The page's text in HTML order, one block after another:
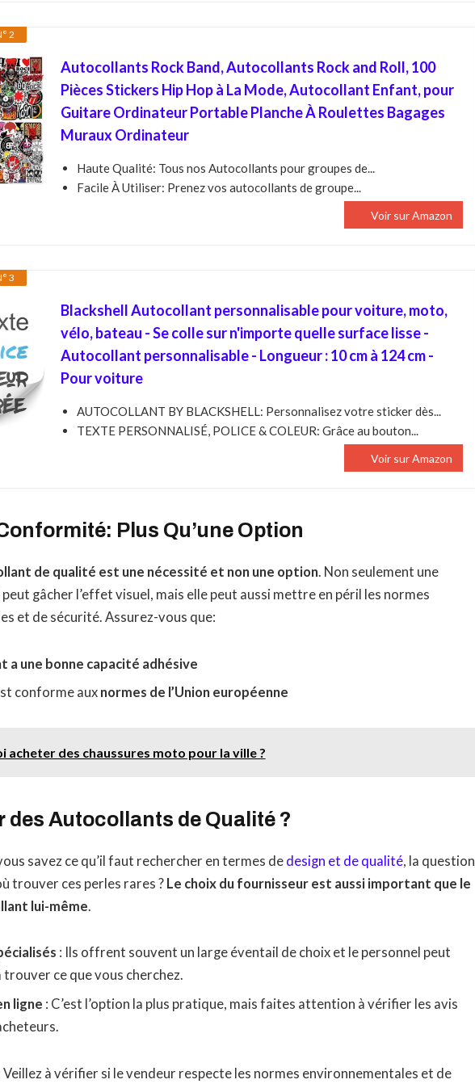
2
Autocollants Rock Band, Autocollants Rock and Roll, 100
Pièces Stickers Hip Hop à La Mode, Autocollant Enfant, pour
Guitare Ordinateur Portable Planche À Roulettes Bagages
Muraux Ordinateur
Haute Qualité: Tous nos Autocollants pour groupes de...
Facile À Utiliser: Prenez vos autocollants de groupe...
Voir sur Amazon
3
Blackshell Autocollant personnalisable pour voiture, moto,
vélo, bateau - Se colle sur n'importe quelle surface lisse -
Autocollant personnalisable - Longueur : 10 cm à 124 cm -
Pour voiture
AUTOCOLLANT BY BLACKSHELL: Personnalisez votre sticker dès...
TEXTE PERSONNALISÉ, POLICE & COLEUR: Grâce au bouton...
Voir sur Amazon
Plus Qu’une Option
de qualité est une nécessité et non une option. Non seulement une
gâcher l’effet visuel, mais elle peut aussi mettre en péril les normes
et de sécurité. Assurez-vous que:
a une bonne capacité adhésive
conforme aux normes de l’Union européenne
acheter des chaussures moto pour la ville ?
des Autocollants de Qualité ?
savez ce qu’il faut rechercher en termes de design et de qualité, la question
trouver ces perles rares ? Le choix du fournisseur est aussi important que le
lui-même.
: Ils offrent souvent un large éventail de choix et le personnel peut
trouver ce que vous cherchez.
ligne : C’est l’option la plus pratique, mais faites attention à vérifier les avis
Veillez à vérifier si le vendeur respecte les normes environnementales et de